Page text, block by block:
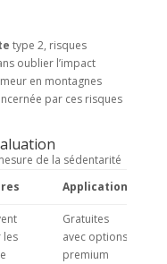
type 2, risques
oublier l’impact
en montagnes
par ces risques
de la sédentarité
Applications
les
Gratuites
avec options
premium